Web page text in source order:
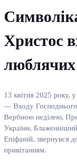
Христос
13 квітня 2025 року,
— Входу Господнього
Вербною неділею,
України,
Епіфаній, звернувся
привітанням.